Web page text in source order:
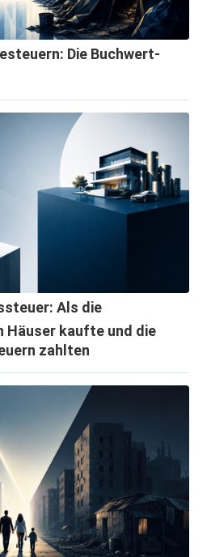
Die Buchwert-
Als die
kaufte und die
zahlten